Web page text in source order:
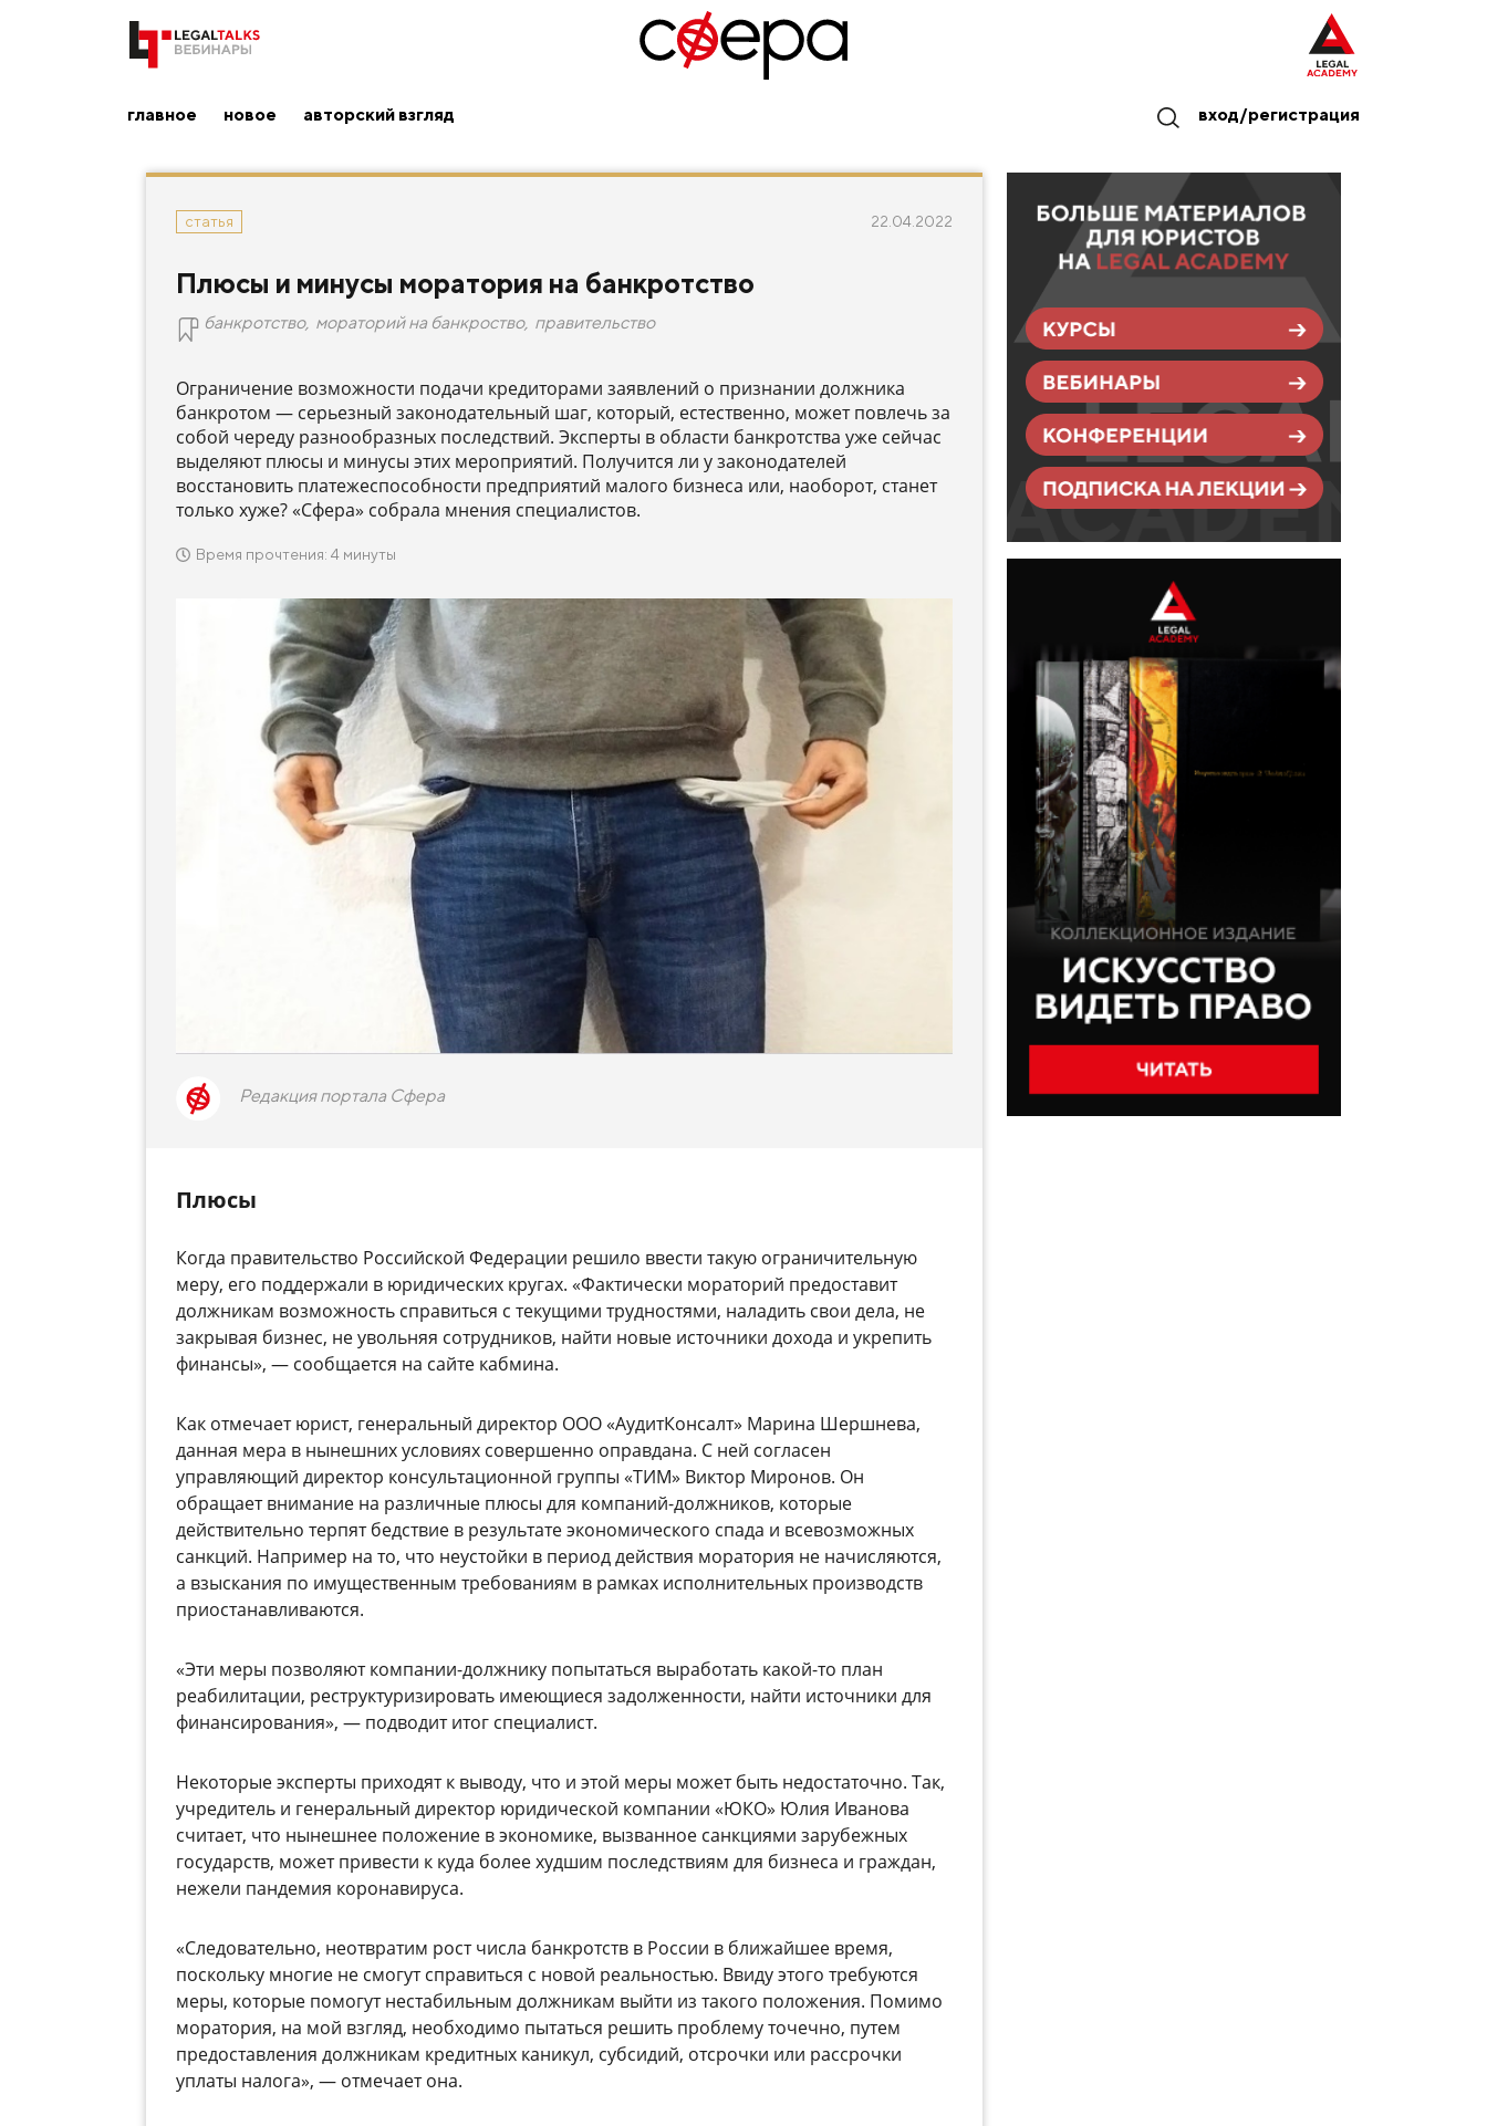
главное новое авторский взгляд вход/регистрация
статья 22.04.2022
Плюсы и минусы моратория на банкротство
банкротство, мораторий на банкроство, правительство
Ограничение возможности подачи кредиторами заявлений о признании должника
банкротом — серьезный законодательный шаг, который, естественно, может повлечь за
собой череду разнообразных последствий. Эксперты в области банкротства уже сейчас
выделяют плюсы и минусы этих мероприятий. Получится ли у законодателей
восстановить платежеспособности предприятий малого бизнеса или, наоборот, станет
только хуже? «Сфера» собрала мнения специалистов.
Время прочтения: 4 минуты
Редакция портала Сфера
Плюсы
Когда правительство Российской Федерации решило ввести такую ограничительную
меру, его поддержали в юридических кругах. «Фактически мораторий предоставит
должникам возможность справиться с текущими трудностями, наладить свои дела, не
закрывая бизнес, не увольняя сотрудников, найти новые источники дохода и укрепить
финансы», — сообщается на сайте кабмина.
Как отмечает юрист, генеральный директор ООО «АудитКонсалт» Марина Шершнева,
данная мера в нынешних условиях совершенно оправдана. С ней согласен
управляющий директор консультационной группы «ТИМ» Виктор Миронов. Он
обращает внимание на различные плюсы для компаний-должников, которые
действительно терпят бедствие в результате экономического спада и всевозможных
санкций. Например на то, что неустойки в период действия моратория не начисляются,
а взыскания по имущественным требованиям в рамках исполнительных производств
приостанавливаются.
«Эти меры позволяют компании-должнику попытаться выработать какой-то план
реабилитации, реструктуризировать имеющиеся задолженности, найти источники для
финансирования», — подводит итог специалист.
Некоторые эксперты приходят к выводу, что и этой меры может быть недостаточно. Так,
учредитель и генеральный директор юридической компании «ЮКО» Юлия Иванова
считает, что нынешнее положение в экономике, вызванное санкциями зарубежных
государств, может привести к куда более худшим последствиям для бизнеса и граждан,
нежели пандемия коронавируса.
«Следовательно, неотвратим рост числа банкротств в России в ближайшее время,
поскольку многие не смогут справиться с новой реальностью. Ввиду этого требуются
меры, которые помогут нестабильным должникам выйти из такого положения. Помимо
моратория, на мой взгляд, необходимо пытаться решить проблему точечно, путем
предоставления должникам кредитных каникул, субсидий, отсрочки или рассрочки
уплаты налога», — отмечает она.